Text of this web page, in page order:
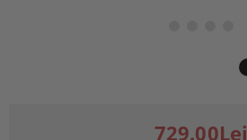
729.00Lei